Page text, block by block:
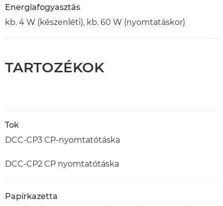
Energiafogyasztás
kb. 4 W (készenléti), kb. 60 W (nyomtatáskor)
TARTOZÉKOK
Tok
DCC-CP3 CP-nyomtatótáska
DCC-CP2 CP nyomtatótáska
Papírkazetta